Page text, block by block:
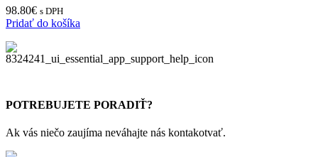
98.80€ s DPH
Pridať do košíka
POTREBUJETE PORADIŤ?
Ak vás niečo zaujíma neváhajte nás kontakotvať.